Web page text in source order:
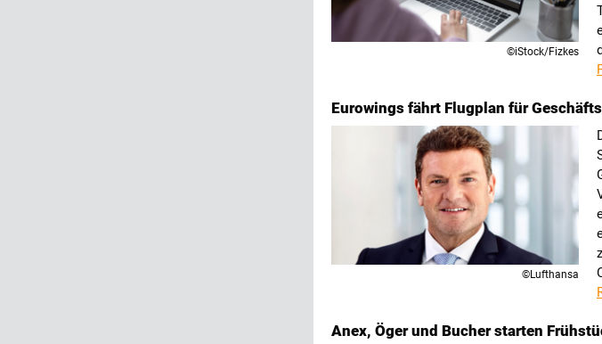
©iStock/Fizkes
Eurowings fährt Flugplan für
©Lufthansa
Anex, Öger und Bucher starten